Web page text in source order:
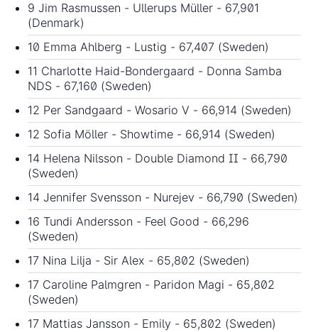
9 Jim Rasmussen - Ullerups Müller - 67,901
(Denmark)
10 Emma Ahlberg - Lustig - 67,407 (Sweden)
11 Charlotte Haid-Bondergaard - Donna Samba
NDS - 67,160 (Sweden)
12 Per Sandgaard - Wosario V - 66,914 (Sweden)
12 Sofia Möller - Showtime - 66,914 (Sweden)
14 Helena Nilsson - Double Diamond II - 66,790
(Sweden)
14 Jennifer Svensson - Nurejev - 66,790 (Sweden)
16 Tundi Andersson - Feel Good - 66,296
(Sweden)
17 Nina Lilja - Sir Alex - 65,802 (Sweden)
17 Caroline Palmgren - Paridon Magi - 65,802
(Sweden)
17 Mattias Jansson - Emily - 65,802 (Sweden)